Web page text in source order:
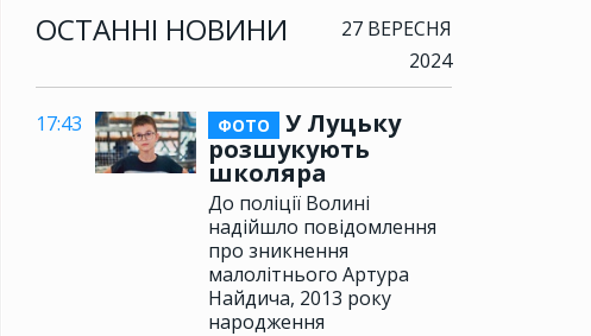
ОСТАННІ НОВИНИ
27 ВЕРЕСНЯ
2024
17:43 ФОТО
У Луцьку
розшукують
школяра
До поліції Волині
надійшло повідомлення
про зникнення
малолітнього Артура
Найдича, 2013 року
народження